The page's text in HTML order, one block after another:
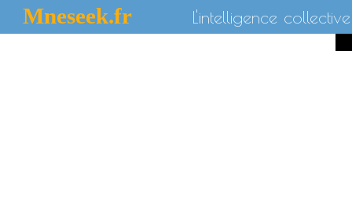
Mneseek.fr L'intelligence collective